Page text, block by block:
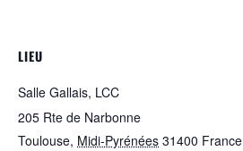
LIEU
Salle Gallais, LCC
205 Rte de Narbonne
Toulouse, Midi-Pyrénées 31400 France